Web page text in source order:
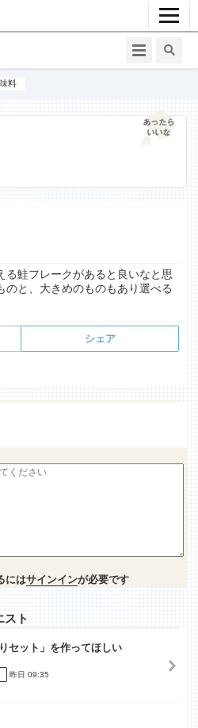
料
る鮭フレークがあると良いなと思
のと、大きめのものもあり選べる
シェア
にはサインインが必要です
スト
セット」を作ってほしい
昨日 09:35